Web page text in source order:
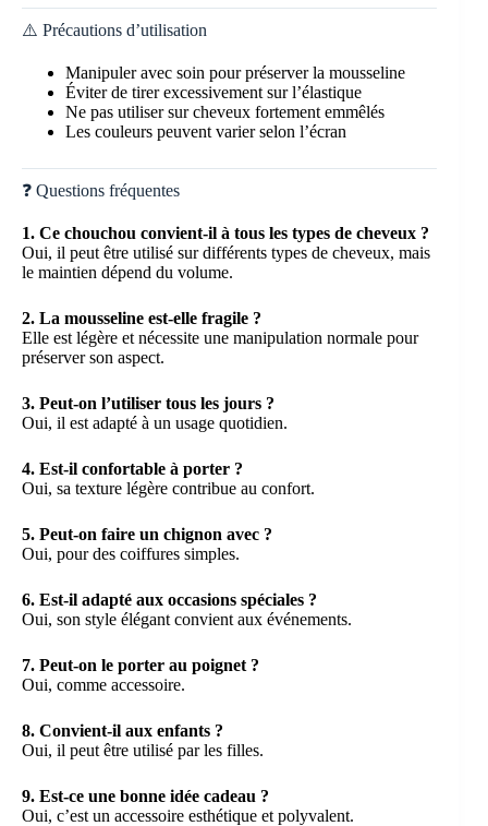
⚠️ Précautions d’utilisation
Manipuler avec soin pour préserver la mousseline
Éviter de tirer excessivement sur l’élastique
Ne pas utiliser sur cheveux fortement emmêlés
Les couleurs peuvent varier selon l’écran
❓ Questions fréquentes
1. Ce chouchou convient-il à tous les types de cheveux ?
Oui, il peut être utilisé sur différents types de cheveux, mais
le maintien dépend du volume.
2. La mousseline est-elle fragile ?
Elle est légère et nécessite une manipulation normale pour
préserver son aspect.
3. Peut-on l’utiliser tous les jours ?
Oui, il est adapté à un usage quotidien.
4. Est-il confortable à porter ?
Oui, sa texture légère contribue au confort.
5. Peut-on faire un chignon avec ?
Oui, pour des coiffures simples.
6. Est-il adapté aux occasions spéciales ?
Oui, son style élégant convient aux événements.
7. Peut-on le porter au poignet ?
Oui, comme accessoire.
8. Convient-il aux enfants ?
Oui, il peut être utilisé par les filles.
9. Est-ce une bonne idée cadeau ?
Oui, c’est un accessoire esthétique et polyvalent.